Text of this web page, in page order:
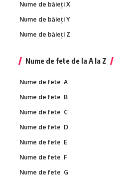
Nume de băieți X
Nume de băieți Y
Nume de băieți Z
Nume de fete de la A la Z
Nume de fete A
Nume de fete B
Nume de fete C
Nume de fete D
Nume de fete E
Nume de fete F
Nume de fete G